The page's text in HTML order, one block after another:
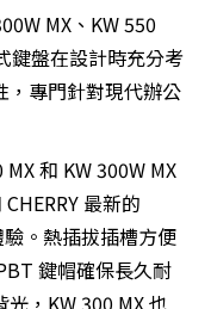
MX、KW 550
鍵盤在設計時充分考
，專門針對現代辦公
和 KW 300W MX
最新的
。熱插拔插槽方便
鍵帽確保長久耐
，KW 300 MX 也